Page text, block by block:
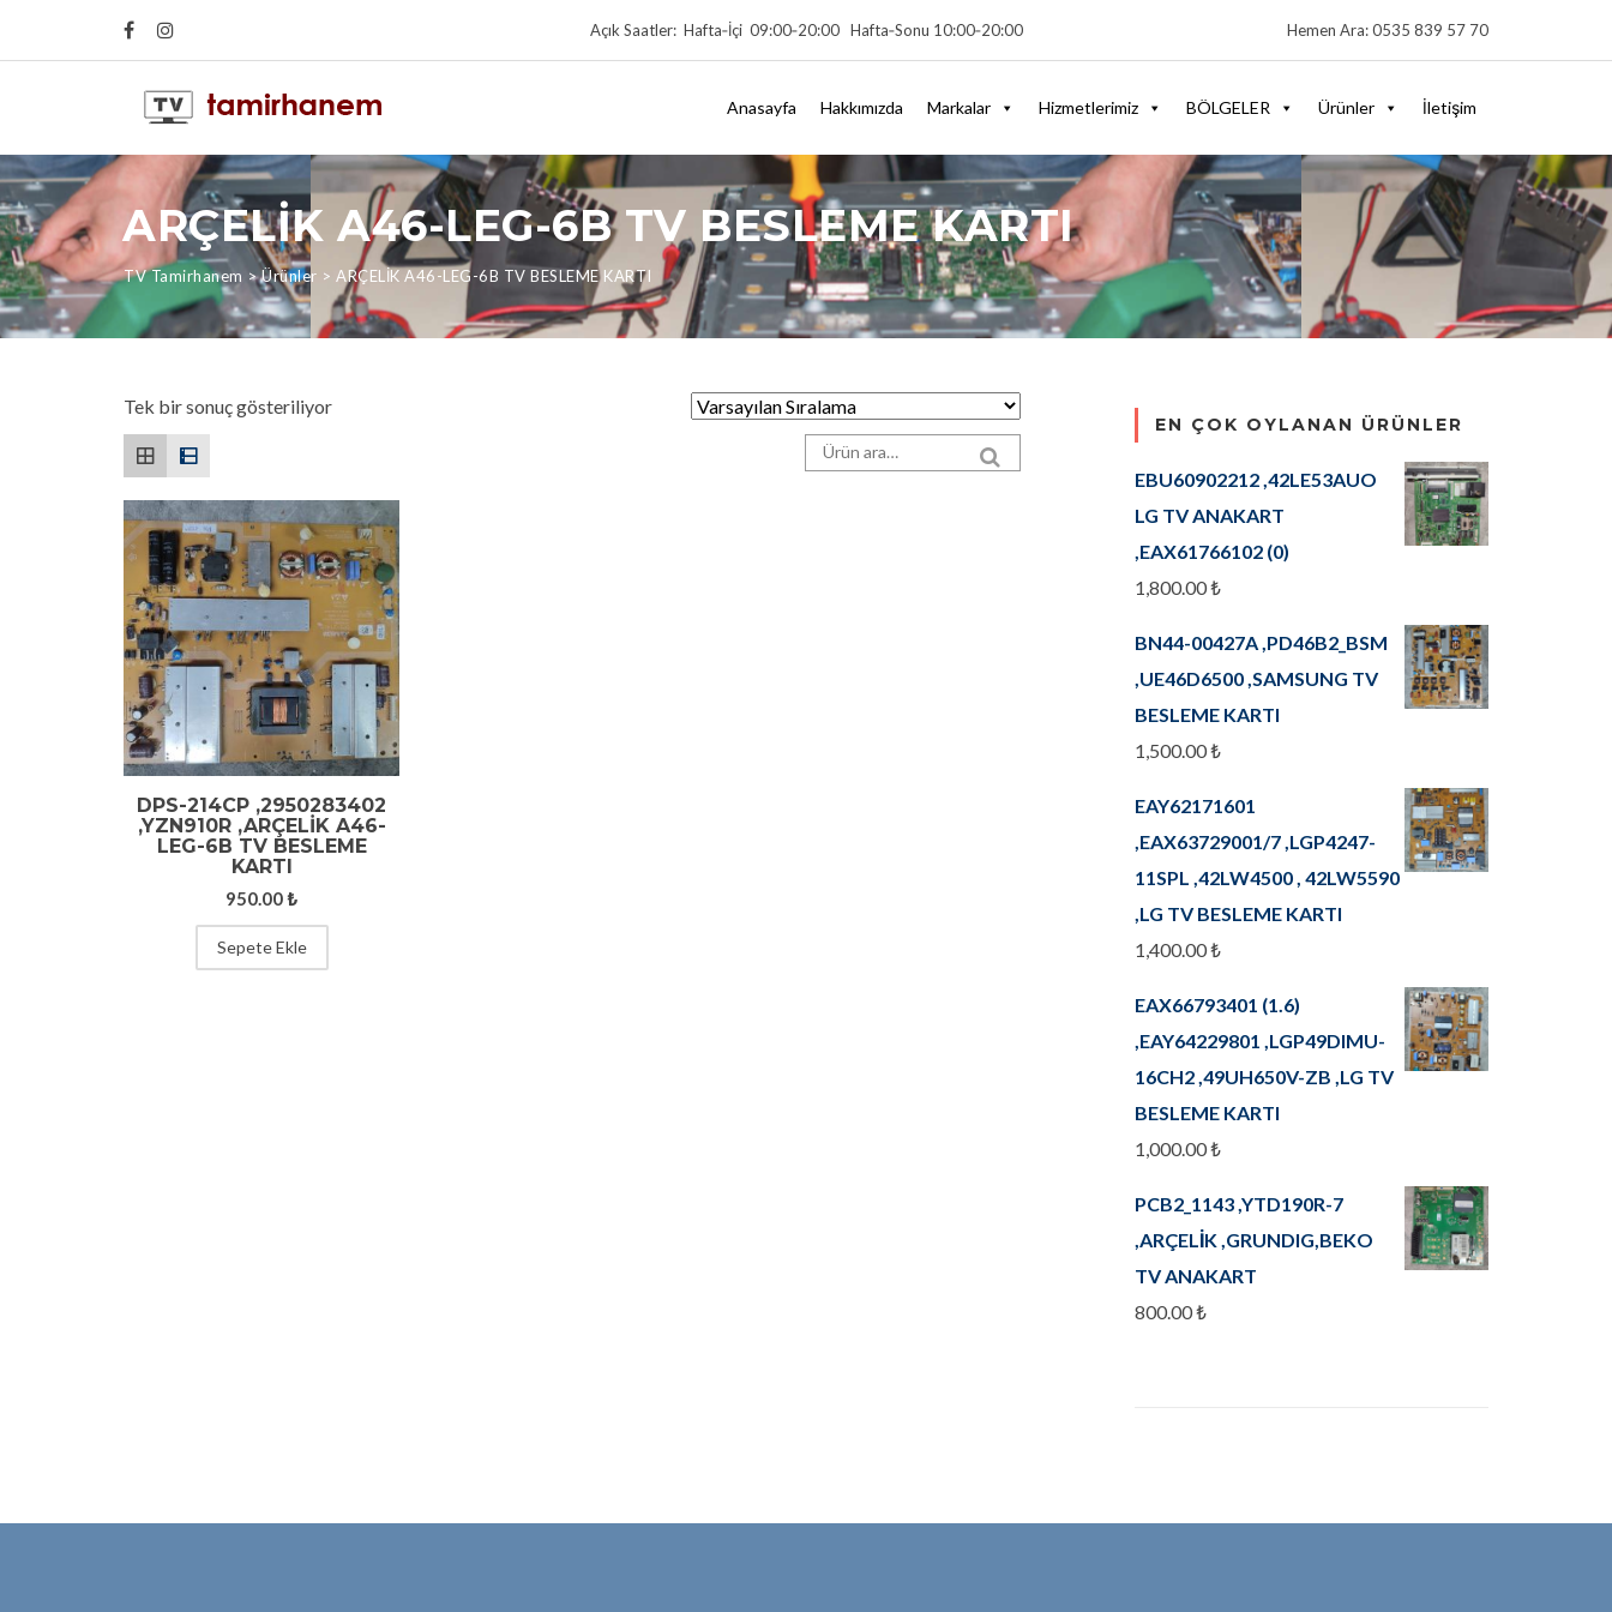
Açık Saatler: Hafta‑İçi 09:00‑20:00 Hafta‑Sonu 10:00‑20:00 Hemen Ara: 0535 839 57 70
Anasayfa Hakkımızda Markalar Hizmetlerimiz BÖLGELER Ürünler İletişim
ARÇELİK A46-LEG-6B TV BESLEME KARTI
TV Tamirhanem >Ürünler > ARÇELİK A46-LEG-6B TV BESLEME KARTI
Tek bir sonuç gösteriliyor
Arama sonuçları:
DPS-214CP ,2950283402
,YZN910R ,ARÇELİK A46-
LEG-6B TV BESLEME
KARTI
950.00₺
Sepete Ekle
EN ÇOK OYLANAN ÜRÜNLER
EBU60902212 ,42LE53AUO
LG TV ANAKART
,EAX61766102 (0)
1,800.00₺
BN44-00427A ,PD46B2_BSM
,UE46D6500 ,SAMSUNG TV
BESLEME KARTI
1,500.00₺
EAY62171601
,EAX63729001/7 ,LGP4247-
11SPL ,42LW4500 , 42LW5590
,LG TV BESLEME KARTI
1,400.00₺
EAX66793401 (1.6)
,EAY64229801 ,LGP49DIMU-
16CH2 ,49UH650V-ZB ,LG TV
BESLEME KARTI
1,000.00₺
PCB2_1143 ,YTD190R-7
,ARÇELİK ,GRUNDIG,BEKO
TV ANAKART
800.00₺